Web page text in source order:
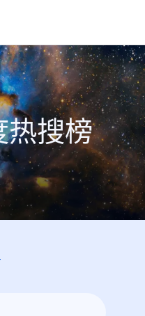
热搜榜